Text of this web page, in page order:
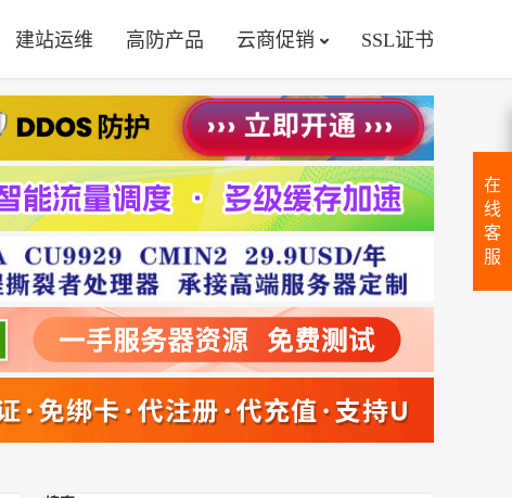
建站运维 高防产品 云商促销 SSL证书
在
线
客
服